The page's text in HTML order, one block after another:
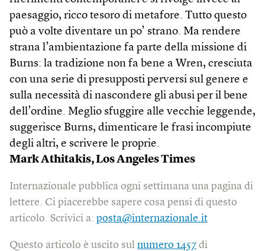
paesaggio, ricco tesoro di metafore. Tutto questo
può a volte diventare un po’ strano. Ma rendere
strana l’ambientazione fa parte della missione di
Burns: la tradizione non fa bene a Wren, cresciuta
con una serie di presupposti perversi sul genere e
sulla necessità di nascondere gli abusi per il bene
dell’ordine. Meglio sfuggire alle vecchie leggende,
suggerisce Burns, dimenticare le frasi incompiute
degli altri, e scrivere le proprie.
Mark Athitakis, Los Angeles Times
Internazionale pubblica ogni settimana una pagina di
lettere. Ci piacerebbe sapere cosa pensi di questo
articolo. Scrivici a: posta@internazionale.it
Questo articolo è uscito sul numero 1457 di